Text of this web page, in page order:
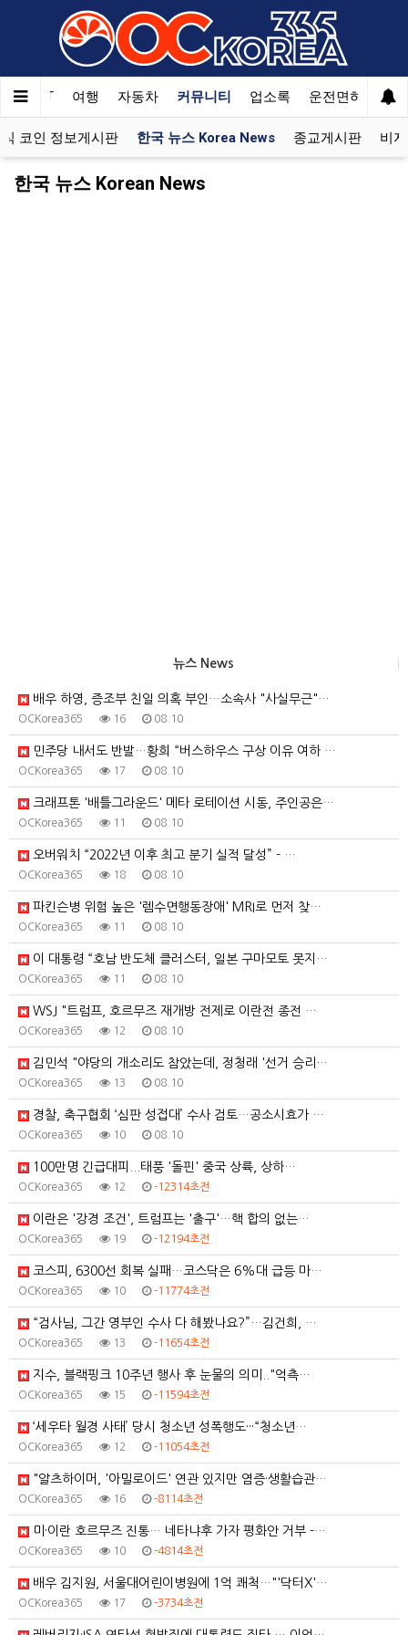
한국SAT 여행 자동차 커뮤니티 업소록 운전면허 문의
코인 정보게시판 한국 뉴스 Korea News 종교게시판 비
한국 뉴스 Korean News
뉴스 News
배우 하영, 증조부 친일 의혹 부인…소속사 "사실무근"…
OCKorea365 16 08.10
민주당 내서도 반발…황희 “버스하우스 구상 이유 여하 …
OCKorea365 17 08.10
크래프톤 '배틀그라운드' 메타 로테이션 시동, 주인공은…
OCKorea365 11 08.10
오버워치 “2022년 이후 최고 분기 실적 달성” - …
OCKorea365 18 08.10
파킨슨병 위험 높은 '렘수면행동장애' MRI로 먼저 찾…
OCKorea365 11 08.10
이 대통령 “호남 반도체 클러스터, 일본 구마모토 못지…
OCKorea365 11 08.10
WSJ "트럼프, 호르무즈 재개방 전제로 이란전 종전 …
OCKorea365 12 08.10
김민석 "야당의 개소리도 참았는데, 정청래 '선거 승리…
OCKorea365 13 08.10
경찰, 축구협회 ‘심판 성접대’ 수사 검토…공소시효가 …
OCKorea365 10 08.10
100만명 긴급대피...태풍 '돌핀' 중국 상륙, 상하…
OCKorea365 12 -12314초전
이란은 '강경 조건', 트럼프는 '출구'…핵 합의 없는…
OCKorea365 19 -12194초전
코스피, 6300선 회복 실패…코스닥은 6%대 급등 마…
OCKorea365 10 -11774초전
“검사님, 그간 영부인 수사 다 해봤나요?”…김건희, …
OCKorea365 13 -11654초전
지수, 블랙핑크 10주년 행사 후 눈물의 의미.."억측…
OCKorea365 15 -11594초전
‘세우타 월경 사태’ 당시 청소년 성폭행도···“청소년…
OCKorea365 12 -11054초전
"알츠하이머, '아밀로이드' 연관 있지만 염증·생활습관…
OCKorea365 16 -8114초전
미·이란 호르무즈 진통… 네타냐후 가자 평화안 거부 -…
OCKorea365 10 -4814초전
배우 김지원, 서울대어린이병원에 1억 쾌척…"'닥터X'…
OCKorea365 17 -3734초전